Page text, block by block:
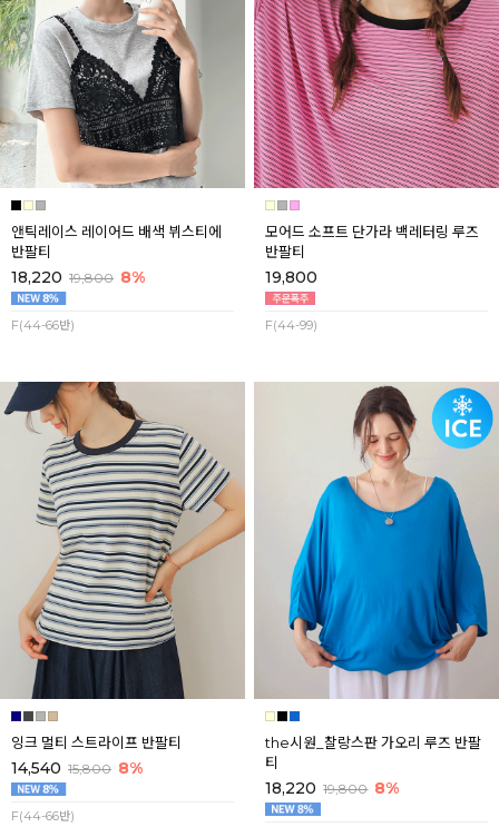
앤틱레이스 레이어드 배색 뷔스티에
반팔티
18,220 19,800 8%
F(44-66반)
모어드 소프트 단가라 백레터링 루즈
반팔티
19,800
F(44-99)
잉크 멀티 스트라이프 반팔티
14,540 15,800 8%
F(44-66반)
the시원_찰랑스판 가오리 루즈 반팔
티
18,220 19,800 8%